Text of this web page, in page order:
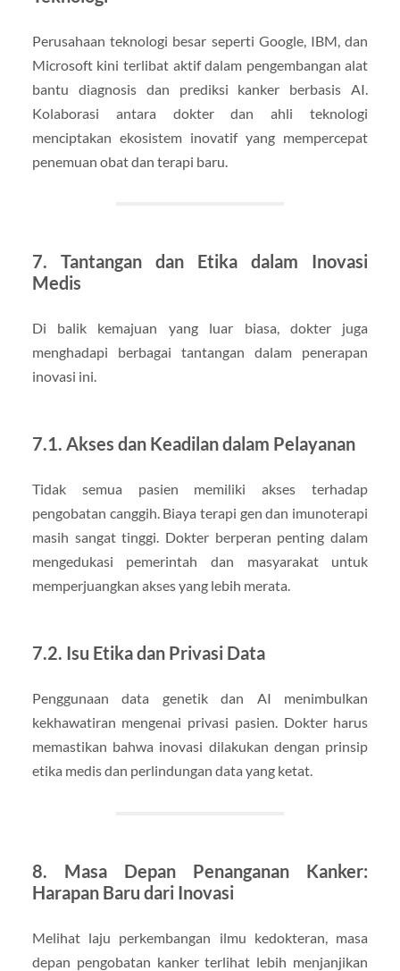
Perusahaan teknologi besar seperti Google, IBM, dan
Microsoft kini terlibat aktif dalam pengembangan alat
bantu diagnosis dan prediksi kanker berbasis AI.
Kolaborasi antara dokter dan ahli teknologi
menciptakan ekosistem inovatif yang mempercepat
penemuan obat dan terapi baru.
7. Tantangan dan Etika dalam Inovasi
Medis
Di balik kemajuan yang luar biasa, dokter juga
menghadapi berbagai tantangan dalam penerapan
inovasi ini.
7.1. Akses dan Keadilan dalam Pelayanan
Tidak semua pasien memiliki akses terhadap
pengobatan canggih. Biaya terapi gen dan imunoterapi
masih sangat tinggi. Dokter berperan penting dalam
mengedukasi pemerintah dan masyarakat untuk
memperjuangkan akses yang lebih merata.
7.2. Isu Etika dan Privasi Data
Penggunaan data genetik dan AI menimbulkan
kekhawatiran mengenai privasi pasien. Dokter harus
memastikan bahwa inovasi dilakukan dengan prinsip
etika medis dan perlindungan data yang ketat.
8. Masa Depan Penanganan Kanker:
Harapan Baru dari Inovasi
Melihat laju perkembangan ilmu kedokteran, masa
depan pengobatan kanker terlihat lebih menjanjikan